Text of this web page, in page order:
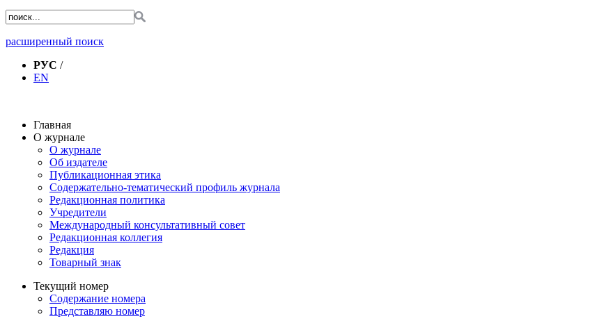
расширенный поиск
РУС /
EN
Главная
О журнале
О журнале
Об издателе
Публикационная этика
Содержательно-тематический профиль журнала
Редакционная политика
Учредители
Международный консультативный совет
Редакционная коллегия
Редакция
Товарный знак
Текущий номер
Содержание номера
Представляю номер